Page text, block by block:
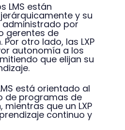
LMS están
y su
por
gerentes de
otro lado, las LXP
autonomía a los
que elijan su
está orientado al
de programas de
que un LXP
continuo y